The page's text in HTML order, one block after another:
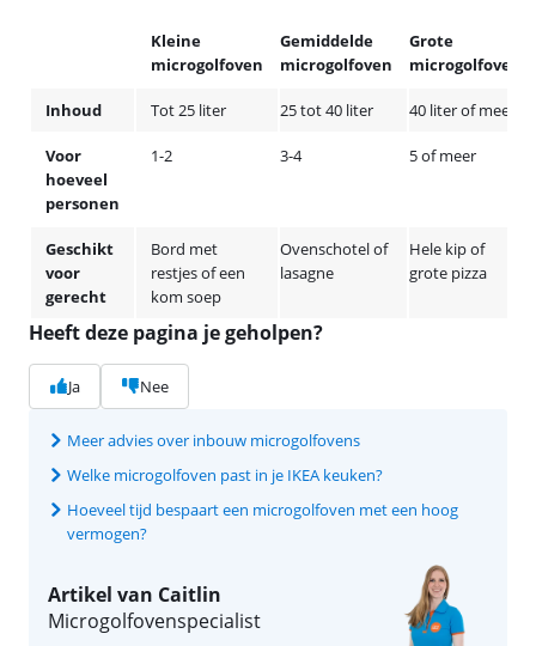
Kleine
microgolfoven
Gemiddelde
microgolfoven
Grote
microgolfoven
Inhoud Tot 25 liter 25 tot 40 liter 40 liter of meer
Voor
hoeveel
personen
1-2 3-4 5 of meer
Geschikt
voor
gerecht
Bord met
restjes of een
kom soep
Ovenschotel of
lasagne
Hele kip of
grote pizza
Heeft deze pagina je geholpen?
Ja Nee
Meer advies over inbouw microgolfovens
Welke microgolfoven past in je IKEA keuken?
Hoeveel tijd bespaart een microgolfoven met een hoog
vermogen?
Artikel van Caitlin
Microgolfovenspecialist